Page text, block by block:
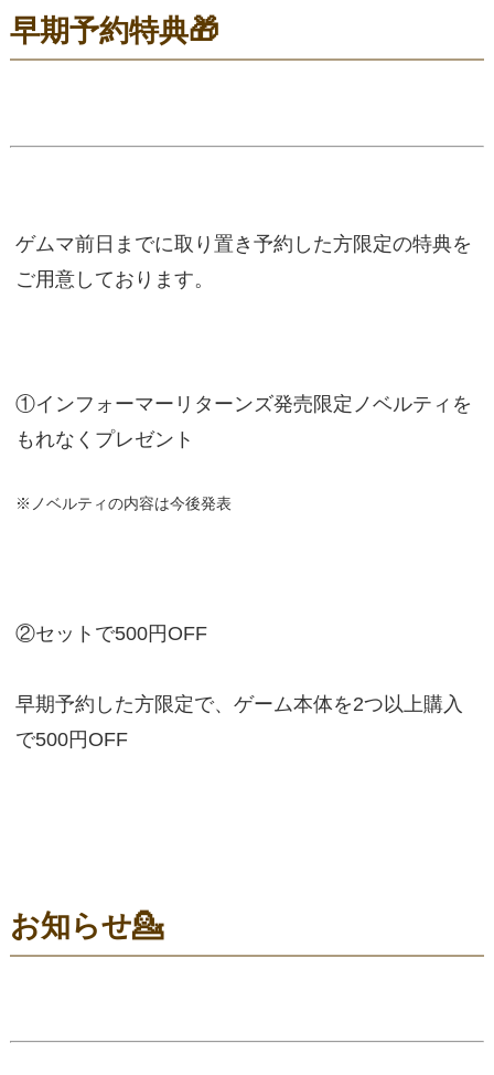
早期予約特典🎁
ゲムマ前日までに取り置き予約した方限定の特典を
ご用意しております。
①インフォーマーリターンズ発売限定ノベルティを
もれなくプレゼント
※ノベルティの内容は今後発表
②セットで500円OFF
早期予約した方限定で、ゲーム本体を2つ以上購入
で500円OFF
お知らせ💁